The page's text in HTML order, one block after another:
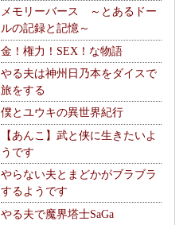
メモリーバース ～とあるドー
ルの記録と記憶～
金！権力！SEX！な物語
やる夫は神州日乃本をダイスで
旅をする
僕とユウキの異世界紀行
【あんこ】武と侠に生きたいよ
うです
やらない夫とまどかがブラブラ
するようです
やる夫で魔界塔士SaGa